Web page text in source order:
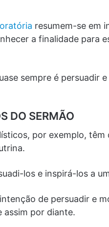
oratória resumem-se em
a finalidade para
sempre é persuadir
DO SERMÃO
por exemplo, têm
los e inspirá-los a
de persuadir e
assim por diante.